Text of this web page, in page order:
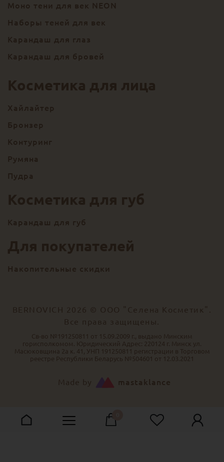
Моно тени для век NEON
Наборы теней для век
Карандаш для глаз
Карандаш для бровей
Косметика для лица
Хайлайтер
Бронзер
Контуринг
Румяна
Пудра
Косметика для губ
Карандаш для губ
Для покупателей
Накопительные скидки
BERNOVICH 2026 © ООО "Селена Косметик".
Все права защищены.
Св-во №191250811 от 15.09.2009 г., выдано Минским
горисполкомом. Юридический Адрес: 220124 г. Минск ул.
Масюковщина 2а к. 41, УНП 191250811 регистрации в Торговом
реестре Республики Беларусь №504601 от 12.03.2021
Made by mastaklance